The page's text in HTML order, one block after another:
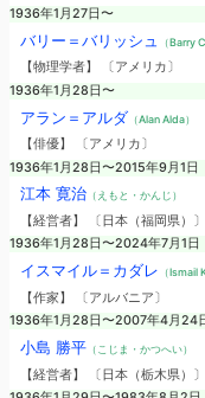
1936年1月27日〜
バリー＝バリッシュ （Barry
【物理学者】 〔アメリカ〕
1936年1月28日〜
アラン＝アルダ （Alan Alda）
【俳優】 〔アメリカ〕
1936年1月28日〜2015年9月1日
江本 寛治（えもと・かんじ）
【経営者】 〔日本（福岡県）
1936年1月28日〜2024年7月1日
イスマイル＝カダレ （Ismail
【作家】 〔アルバニア〕
1936年1月28日〜2007年4月24
小島 勝平（こじま・かつへい）
【経営者】 〔日本（栃木県）